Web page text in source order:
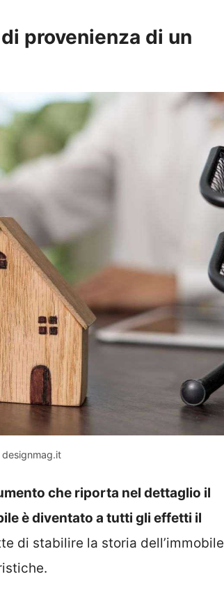
di provenienza di un
designmag.it
che riporta nel dettaglio il
è diventato a tutti gli effetti il
di stabilire la storia dell’immobile